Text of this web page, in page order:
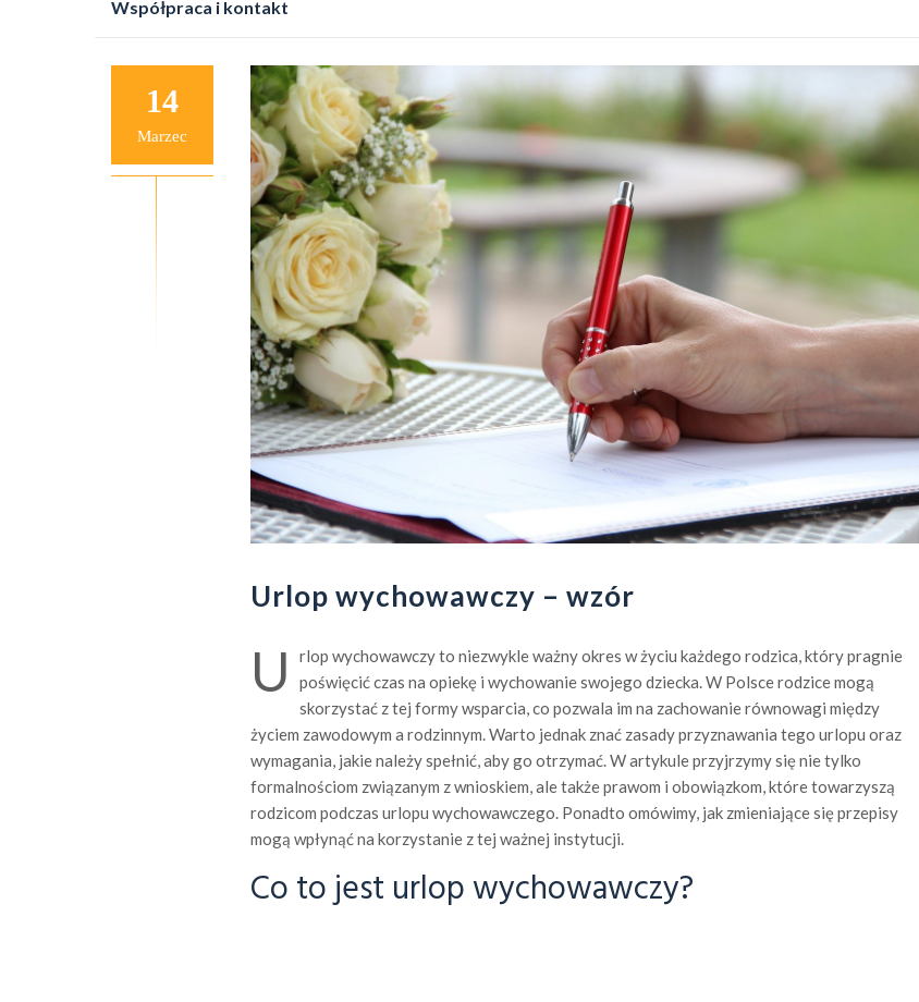
Współpraca i kontakt
14
Marzec
Urlop wychowawczy – wzór
U
rlop wychowawczy to niezwykle ważny okres w życiu każdego rodzica, który pragnie
poświęcić czas na opiekę i wychowanie swojego dziecka. W Polsce rodzice mogą
skorzystać z tej formy wsparcia, co pozwala im na zachowanie równowagi między
życiem zawodowym a rodzinnym. Warto jednak znać zasady przyznawania tego urlopu oraz
wymagania, jakie należy spełnić, aby go otrzymać. W artykule przyjrzymy się nie tylko
formalnościom związanym z wnioskiem, ale także prawom i obowiązkom, które towarzyszą
rodzicom podczas urlopu wychowawczego. Ponadto omówimy, jak zmieniające się przepisy
mogą wpłynąć na korzystanie z tej ważnej instytucji.
Co to jest urlop wychowawczy?